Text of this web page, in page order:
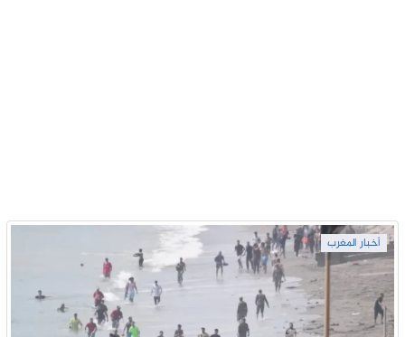
أخبار المغرب